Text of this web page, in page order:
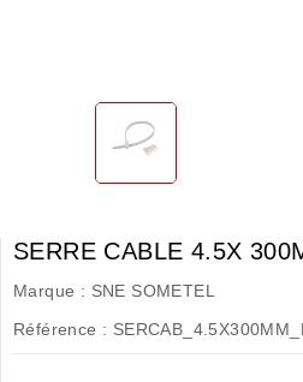
SERRE CABLE 4.5X
Marque : SNE SOMETEL
Référence :